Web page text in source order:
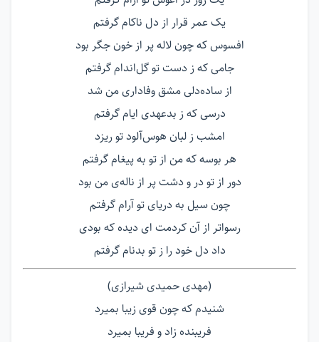
یک عمر قرار از دل ناکام گرفتم
افسوس که چون لاله پر از خون جگر بود
جامی که ز دست تو گل‌اندام گرفتم
از ساده‌دلی مشق وفاداری من شد
درسی که ز بدعهدی ایام گرفتم
امشب ز لبان هوس‌آلود تو ریزد
هر بوسه که من از تو به پیغام گرفتم
دور از تو در و دشت پر از ناله‌ی من بود
چون سیل به دریای تو آرام گرفتم
رسواتر از آن کردمت ای دیده که بودی
داد دل خود را ز تو بدنام گرفتم
(مهدی حمیدی شیرازی)
شنیدم که چون قوی زیبا بمیرد
فریبنده زاد و فریبا بمیرد